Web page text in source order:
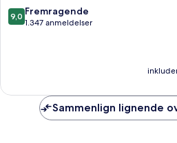
9.0
ud
9,0 Fremragende
1.347 anmeldelser
Sammenlign lignende